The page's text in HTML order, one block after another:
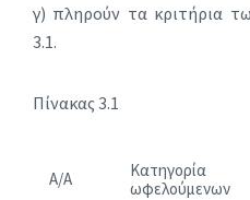
γ) πληρούν τα κριτήρια
3.1.
Πίνακας 3.1
Α/Α
Κατηγορία
ωφελούμενων